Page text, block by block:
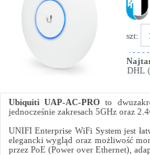
szt:
DHL
Ubiquiti UAP-AC-PRO to
jednocześnie zakresach 5GHz oraz
UNIFI Enterprise WiFi System jest
elegancki wygląd oraz możliwość
przez PoE (Power over Ethernet),